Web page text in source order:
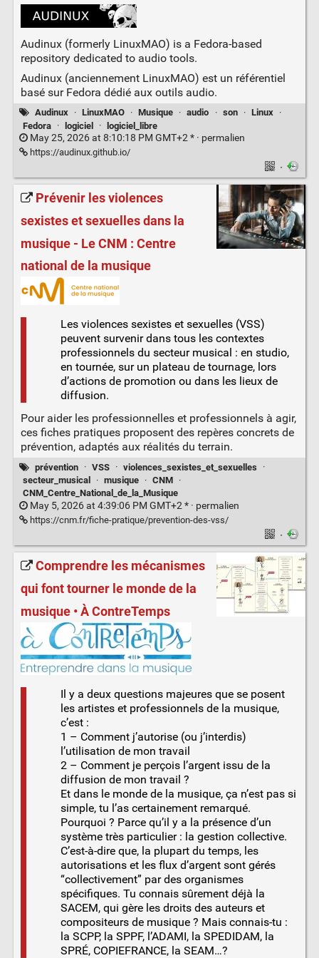
Audinux (formerly LinuxMAO) is a Fedora-based
repository dedicated to audio tools.
Audinux (anciennement LinuxMAO) est un référentiel
basé sur Fedora dédié aux outils audio.
Audinux · LinuxMAO · Musique · audio · son · Linux
·
Fedora
· logiciel · logiciel_libre
May 25, 2026 at 8:10:18 PM GMT+2 * · permalien
https://audinux.github.io/
·
Prévenir les violences
sexistes et sexuelles dans la
musique - Le CNM : Centre
national de la musique
Les violences sexistes et sexuelles (VSS)
peuvent survenir dans tous les contextes
professionnels du secteur musical : en studio,
en tournée, sur un plateau de tournage, lors
d’actions de promotion ou dans les lieux de
diffusion.
Pour aider les professionnelles et professionnels à agir,
ces fiches pratiques proposent des repères concrets de
prévention, adaptés aux réalités du terrain.
prévention · VSS · violences_sexistes_et_sexuelles
·
secteur_musical
· musique · CNM ·
CNM_Centre_National_de_la_Musique
May 5, 2026 at 4:39:06 PM GMT+2 * · permalien
https://cnm.fr/fiche-pratique/prevention-des-vss/
·
Comprendre les mécanismes
qui font tourner le monde de la
musique • À ContreTemps
Il y a deux questions majeures que se posent
les artistes et professionnels de la musique,
c’est :
1 – Comment j’autorise (ou j’interdis)
l’utilisation de mon travail
2 – Comment je perçois l’argent issu de la
diffusion de mon travail ?
Et dans le monde de la musique, ça n’est pas si
simple, tu l’as certainement remarqué.
Pourquoi ? Parce qu’il y a la présence d’un
système très particulier : la gestion collective.
C’est-à-dire que, la plupart du temps, les
autorisations et les flux d’argent sont gérés
“collectivement” par des organismes
spécifiques. Tu connais sûrement déjà la
SACEM, qui gère les droits des auteurs et
compositeurs de musique ? Mais connais-tu :
la SCPP, la SPPF, l’ADAMI, la SPEDIDAM, la
SPRÉ, COPIEFRANCE, la SEAM…?